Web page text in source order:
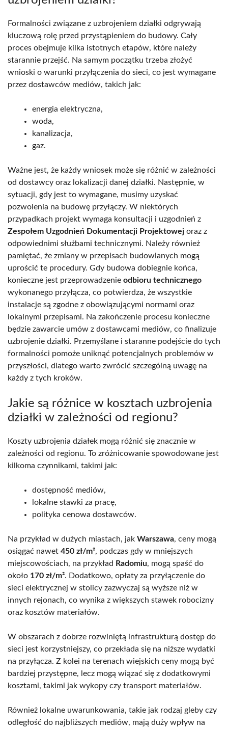
Formalności związane z uzbrojeniem działki odgrywają
kluczową rolę przed przystąpieniem do budowy. Cały
proces obejmuje kilka istotnych etapów, które należy
starannie przejść. Na samym początku trzeba złożyć
wnioski o warunki przyłączenia do sieci, co jest wymagane
przez dostawców mediów, takich jak:
energia elektryczna,
woda,
kanalizacja,
gaz.
Ważne jest, że każdy wniosek może się różnić w zależności
od dostawcy oraz lokalizacji danej działki. Następnie, w
sytuacji, gdy jest to wymagane, musimy uzyskać
pozwolenia na budowę przyłączy. W niektórych
przypadkach projekt wymaga konsultacji i uzgodnień z
Zespołem Uzgodnień Dokumentacji Projektowej oraz z
odpowiednimi służbami technicznymi. Należy również
pamiętać, że zmiany w przepisach budowlanych mogą
uprościć te procedury. Gdy budowa dobiegnie końca,
konieczne jest przeprowadzenie odbioru technicznego
wykonanego przyłącza, co potwierdza, że wszystkie
instalacje są zgodne z obowiązującymi normami oraz
lokalnymi przepisami. Na zakończenie procesu konieczne
będzie zawarcie umów z dostawcami mediów, co finalizuje
uzbrojenie działki. Przemyślane i staranne podejście do tych
formalności pomoże uniknąć potencjalnych problemów w
przyszłości, dlatego warto zwrócić szczególną uwagę na
każdy z tych kroków.
Jakie są różnice w kosztach uzbrojenia
działki w zależności od regionu?
Koszty uzbrojenia działek mogą różnić się znacznie w
zależności od regionu. To zróżnicowanie spowodowane jest
kilkoma czynnikami, takimi jak:
dostępność mediów,
lokalne stawki za pracę,
polityka cenowa dostawców.
Na przykład w dużych miastach, jak Warszawa, ceny mogą
osiągać nawet 450 zł/m², podczas gdy w mniejszych
miejscowościach, na przykład Radomiu, mogą spaść do
około 170 zł/m². Dodatkowo, opłaty za przyłączenie do
sieci elektrycznej w stolicy zazwyczaj są wyższe niż w
innych rejonach, co wynika z większych stawek robocizny
oraz kosztów materiałów.
W obszarach z dobrze rozwiniętą infrastrukturą dostęp do
sieci jest korzystniejszy, co przekłada się na niższe wydatki
na przyłącza. Z kolei na terenach wiejskich ceny mogą być
bardziej przystępne, lecz mogą wiązać się z dodatkowymi
kosztami, takimi jak wykopy czy transport materiałów.
Również lokalne uwarunkowania, takie jak rodzaj gleby czy
odległość do najbliższych mediów, mają duży wpływ na